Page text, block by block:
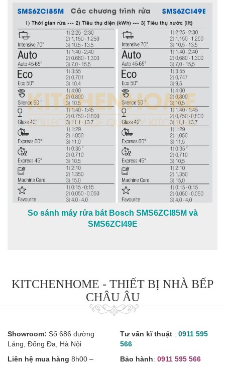
So sánh máy rửa bát Bosch SMS6ZCI85M và
SMS6ZCI49E
KITCHENHOME - THIẾT BỊ NHÀ BẾP
CHÂU ÂU
Showroom: Số 686 đường
Láng, Đống Đa, Hà Nội
Liên hệ mua hàng 8h00 –
Tư vấn kĩ thuật : 0911 595
566
Bảo hành: 0911 595 566